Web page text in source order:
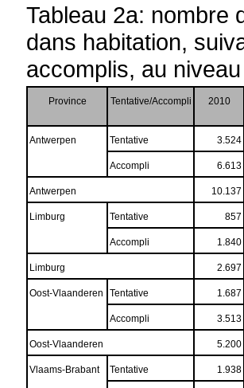
Tableau 2a: nombre
dans habitation,
accomplis, au
Province Tentative/Accompli 2010
Antwerpen Tentative 3.524
Accompli 6.613
Antwerpen 10.137
Limburg Tentative 857
Accompli 1.840
Limburg 2.697
Oost-Vlaanderen Tentative 1.687
Accompli 3.513
Oost-Vlaanderen 5.200
Vlaams-Brabant Tentative 1.938